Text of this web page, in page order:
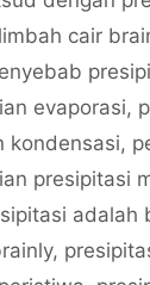
cair
evaporasi,
kondensasi,
presipitasi
adalah
,